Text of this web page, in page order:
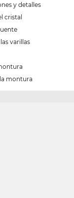
y detalles
cristal
varillas
montura